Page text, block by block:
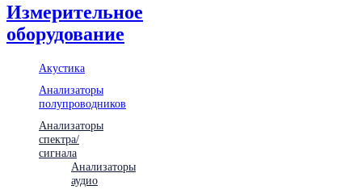
Измерительное
оборудование
Акустика
Анализаторы
полупроводников
Анализаторы
спектра/
сигнала
Анализаторы
аудио